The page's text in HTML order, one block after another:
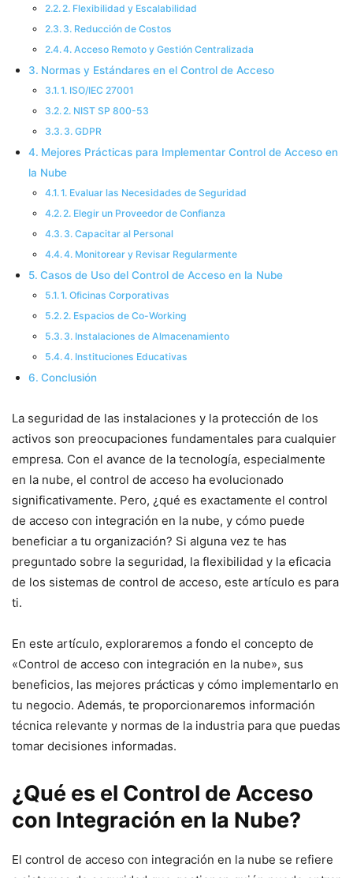
2. Flexibilidad y Escalabilidad
3. Reducción de Costos
4. Acceso Remoto y Gestión Centralizada
Normas y Estándares en el Control de Acceso
1. ISO/IEC 27001
2. NIST SP 800-53
3. GDPR
Mejores Prácticas para Implementar Control de Acceso en
la Nube
1. Evaluar las Necesidades de Seguridad
2. Elegir un Proveedor de Confianza
3. Capacitar al Personal
4. Monitorear y Revisar Regularmente
Casos de Uso del Control de Acceso en la Nube
1. Oficinas Corporativas
2. Espacios de Co-Working
3. Instalaciones de Almacenamiento
4. Instituciones Educativas
Conclusión
La seguridad de las instalaciones y la protección de los
activos son preocupaciones fundamentales para cualquier
empresa. Con el avance de la tecnología, especialmente
en la nube, el control de acceso ha evolucionado
significativamente. Pero, ¿qué es exactamente el control
de acceso con integración en la nube, y cómo puede
beneficiar a tu organización? Si alguna vez te has
preguntado sobre la seguridad, la flexibilidad y la eficacia
de los sistemas de control de acceso, este artículo es para
ti.
En este artículo, exploraremos a fondo el concepto de
«Control de acceso con integración en la nube», sus
beneficios, las mejores prácticas y cómo implementarlo en
tu negocio. Además, te proporcionaremos información
técnica relevante y normas de la industria para que puedas
tomar decisiones informadas.
¿Qué es el Control de Acceso
con Integración en la Nube?
El control de acceso con integración en la nube se refiere